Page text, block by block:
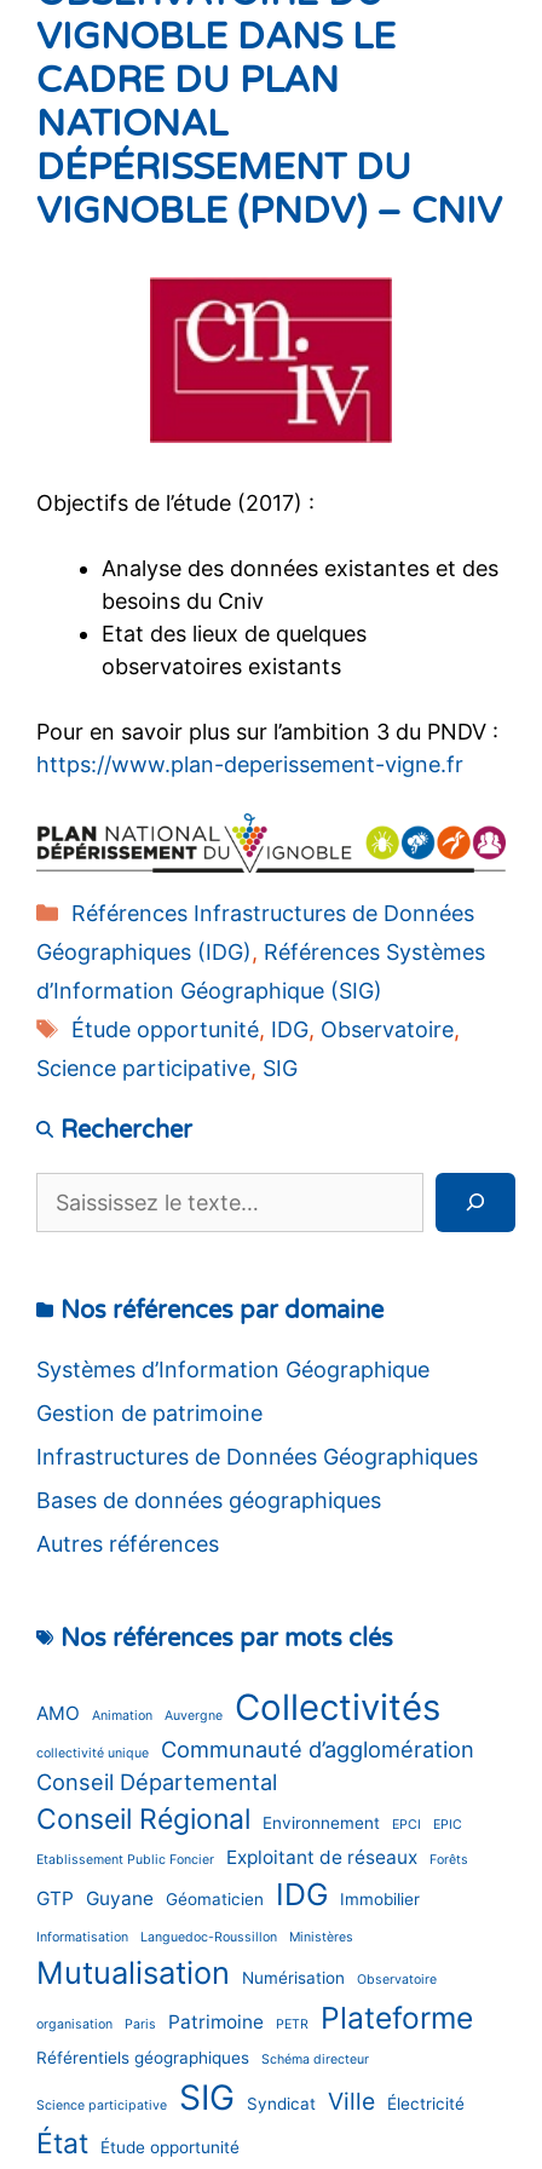
VIGNOBLE DANS LE
CADRE DU PLAN
NATIONAL
DÉPÉRISSEMENT DU
VIGNOBLE (PNDV) – CNIV
Objectifs de l’étude (2017) :
Analyse des données existantes et des
besoins du Cniv
Etat des lieux de quelques
observatoires existants
Pour en savoir plus sur l’ambition 3 du PNDV :
https://www.plan-deperissement-vigne.fr
Catégories
Références Infrastructures de Données
Géographiques (IDG), Références Systèmes
d’Information Géographique (SIG)
Étiquettes
Étude opportunité, IDG, Observatoire,
Science participative, SIG
Rechercher
Rechercher
Nos références par domaine
Systèmes d’Information Géographique
Gestion de patrimoine
Infrastructures de Données Géographiques
Bases de données géographiques
Autres références
Nos références par mots clés
AMO Animation Auvergne Collectivités
collectivité unique
Communauté d’agglomération
Conseil Départemental
Conseil Régional Environnement EPCI EPIC
Etablissement Public Foncier Exploitant de réseaux Forêts
GTP Guyane Géomaticien IDG Immobilier
Informatisation Languedoc-Roussillon Ministères
Mutualisation Numérisation Observatoire
organisation Paris Patrimoine PETR Plateforme
Référentiels géographiques Schéma directeur
Science participative SIG Syndicat Ville Électricité
État Étude opportunité